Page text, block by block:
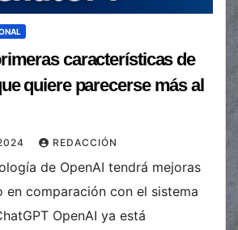
características de
quiere parecerse más al
REDACCIÓN
de OpenAI tendrá mejoras
en comparación con el sistema
OpenAI ya está